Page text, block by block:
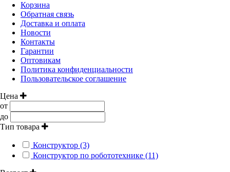
Корзина
Обратная связь
Доставка и оплата
Новости
Контакты
Гарантии
Оптовикам
Политика конфиденциальности
Пользовательское соглашение
Цена
от
до
Тип товара
Конструктор (3)
Конструктор по робототехнике (11)